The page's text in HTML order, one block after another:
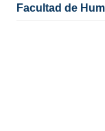
Facultad de